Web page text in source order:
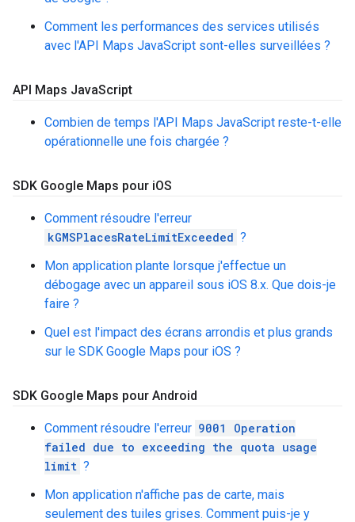
Comment les performances des services utilisés
avec l'API Maps JavaScript sont-elles surveillées ?
API Maps JavaScript
Combien de temps l'API Maps JavaScript reste-t-elle
opérationnelle une fois chargée ?
SDK Google Maps pour iOS
Comment résoudre l'erreur
kGMSPlacesRateLimitExceeded ?
Mon application plante lorsque j'effectue un
débogage avec un appareil sous iOS 8.x. Que dois-je
faire ?
Quel est l'impact des écrans arrondis et plus grands
sur le SDK Google Maps pour iOS ?
SDK Google Maps pour Android
Comment résoudre l'erreur 9001 Operation
failed due to exceeding the quota usage
limit ?
Mon application n'affiche pas de carte, mais
seulement des tuiles grises. Comment puis-je y